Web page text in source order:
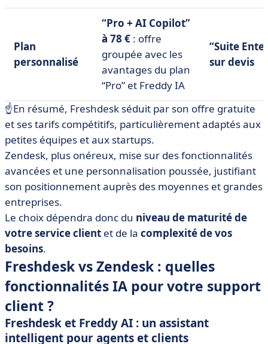
Plan
personnalisé
“Pro + AI Copilot”
à 78 € : offre
groupée avec les
avantages du plan
“Pro” et Freddy IA
“Suite
sur devis
☝️En résumé, Freshdesk séduit par son offre gratuite
et ses tarifs compétitifs, particulièrement adaptés aux
petites équipes et aux startups.
Zendesk, plus onéreux, mise sur des fonctionnalités
avancées et une personnalisation poussée, justifiant
son positionnement auprès des moyennes et grandes
entreprises.
Le choix dépendra donc du niveau de maturité de
votre service client et de la complexité de vos
besoins.
Freshdesk vs Zendesk : quelles
fonctionnalités IA pour votre support
client ?
Freshdesk et Freddy AI : un assistant
intelligent pour agents et clients